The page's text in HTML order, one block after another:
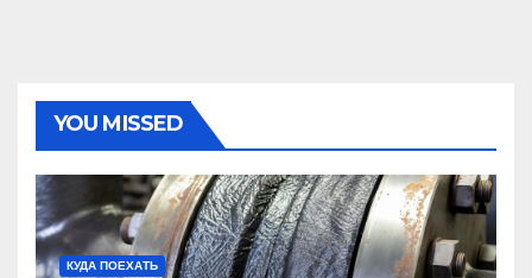
YOU MISSED
КУДА ПОЕХАТЬ